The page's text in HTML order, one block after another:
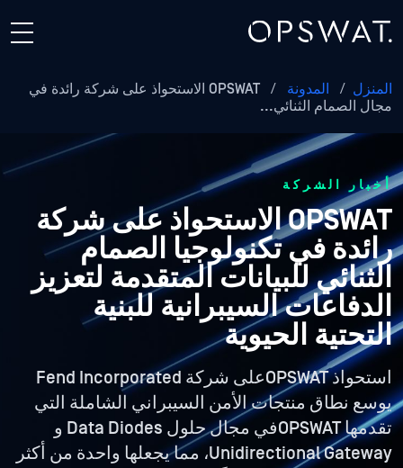
المنزل / المدونة /
OPSWAT الاستحواذ على شركة رائدة في
مجال الصمام الثنائي...
أخبار الشركة
OPSWAT الاستحواذ على شركة
رائدة في تكنولوجيا الصمام
الثنائي للبيانات المتقدمة لتعزيز
الدفاعات السيبرانية للبنية
التحتية الحيوية
استحواذ OPSWATعلى شركة Fend Incorporated
يوسع نطاق منتجات الأمن السيبراني الشاملة التي
تقدمها OPSWATفي مجال حلول Data Diodes و
Unidirectional Gateway، مما يجعلها واحدة من أكثر